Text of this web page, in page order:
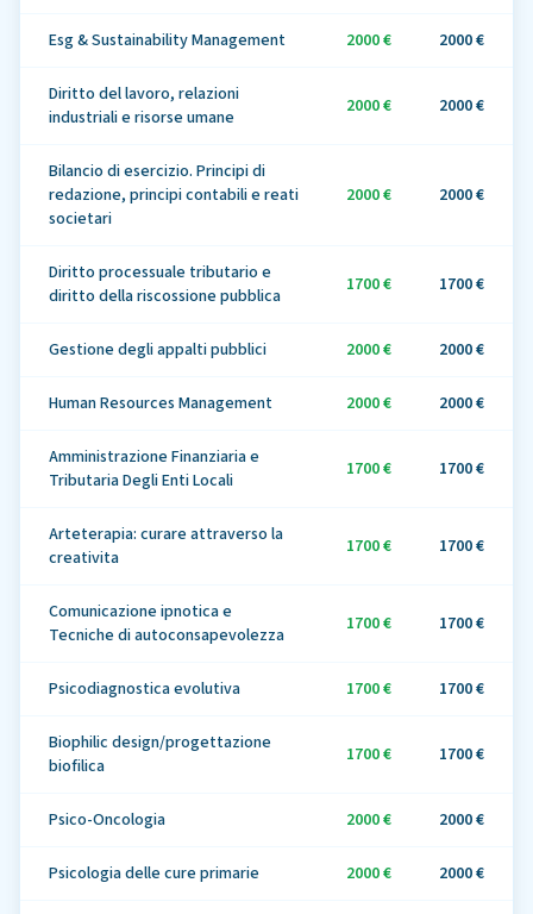
Esg & Sustainability Management 2000 € 2000 €
Diritto del lavoro, relazioni
industriali e risorse umane
2000 € 2000 €
Bilancio di esercizio. Principi di
redazione, principi contabili e reati
societari
2000 € 2000 €
Diritto processuale tributario e
diritto della riscossione pubblica
1700 € 1700 €
Gestione degli appalti pubblici 2000 € 2000 €
Human Resources Management 2000 € 2000 €
Amministrazione Finanziaria e
Tributaria Degli Enti Locali
1700 € 1700 €
Arteterapia: curare attraverso la
creativita
1700 € 1700 €
Comunicazione ipnotica e
Tecniche di autoconsapevolezza
1700 € 1700 €
Psicodiagnostica evolutiva 1700 € 1700 €
Biophilic design/progettazione
biofilica
1700 € 1700 €
Psico-Oncologia 2000 € 2000 €
Psicologia delle cure primarie 2000 € 2000 €